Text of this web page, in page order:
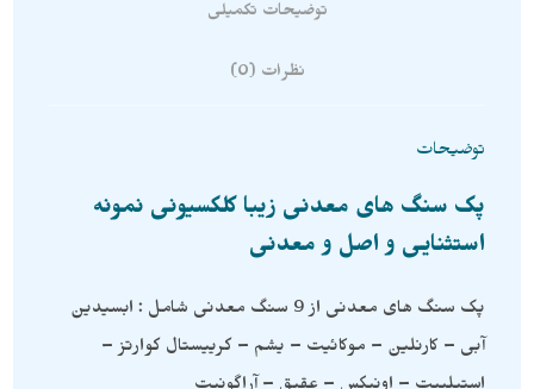
توضیحات تکمیلی
نظرات (0)
توضیحات
پک سنگ های معدنی زیبا کلکسیونی نمونه
استثنایی و اصل و معدنی
پک سنگ های معدنی از 9 سنگ معدنی شامل : ابسیدین
آبی – کارنلین – موکائیت – یشم – کرییستال کوارتز –